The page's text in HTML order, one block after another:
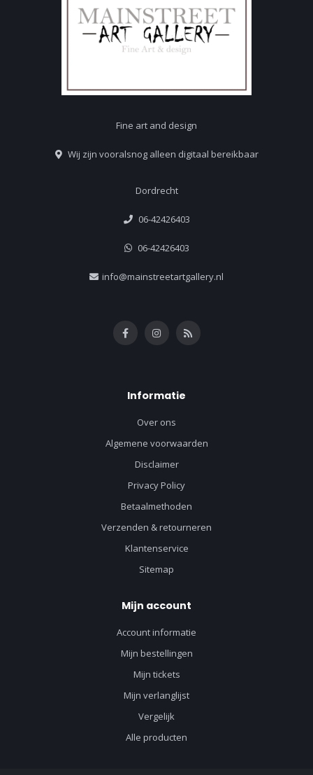
Fine art and design
Wij zijn vooralsnog alleen digitaal bereikbaar
Dordrecht
06-42426403
06-42426403
info@mainstreetartgallery.nl
Informatie
Over ons
Algemene voorwaarden
Disclaimer
Privacy Policy
Betaalmethoden
Verzenden & retourneren
Klantenservice
Sitemap
Mijn account
Account informatie
Mijn bestellingen
Mijn tickets
Mijn verlanglijst
Vergelijk
Alle producten